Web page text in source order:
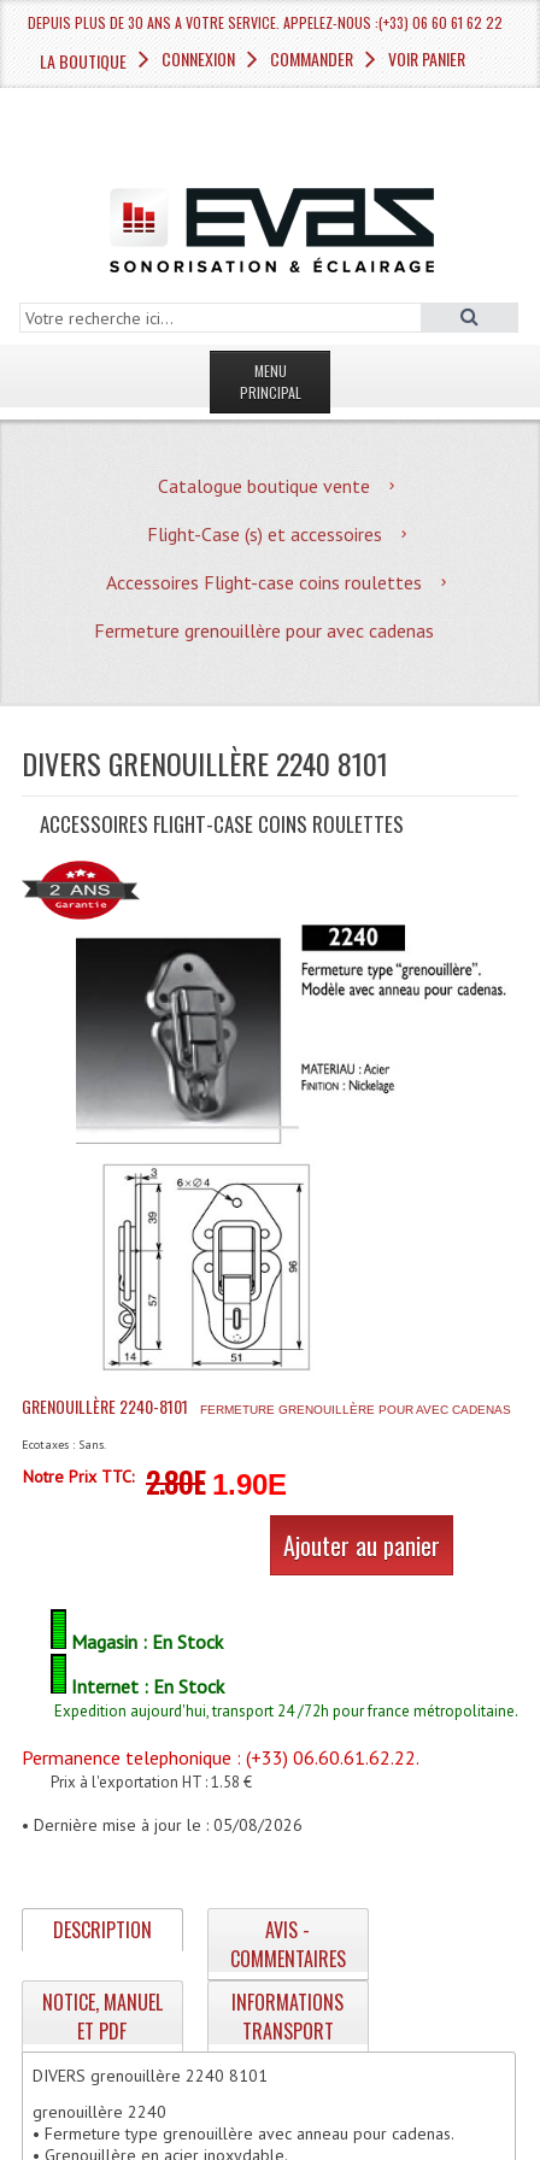
DEPUIS PLUS DE 30 ANS A VOTRE SERVICE. APPELEZ-NOUS :(+33) 06 60 61 62 22
LA BOUTIQUE CONNEXION COMMANDER VOIR PANIER
MENU
PRINCIPAL
MAGASIN
Quoi De Neuf?
Promotions
Plan Acces, Horaires.
Recevoir Nos Promotions
CATÉGORIES
Sonorisation
Accessoires Pieds Cellules Diamants
Accessoires Enceintes
Accessoires Micro, Pieds De Régie
Cellule (s)
Diamants
Pieds D'enceintes
Selecteurs Audio Vidéo
Casques Stéréo
Compresseurs , Limiteurs , Noise Gate
Enceintes Et Caissons Basses
Enceintes, Système Amplifiés
Enceintes Passives Sono
Caisson De Basse Amplifié
Caissons De Basses
Enceinte Nomade Bluetooth
Enceintes (Ecoutes De Studio)
Enceintes Autonomes Portables Amplifiées
Catalogue boutique vente
Flight-Case (s) et accessoires
Accessoires Flight-case coins roulettes
Fermeture grenouillère pour avec cadenas
DIVERS GRENOUILLÈRE 2240 8101
ACCESSOIRES FLIGHT-CASE COINS ROULETTES
GRENOUILLÈRE 2240-8101 FERMETURE GRENOUILLÈRE POUR AVEC CADENAS
Ecotaxes : Sans.
Notre Prix TTC: 2.80E 1.90E
Ajouter au panier
Magasin : En Stock
Internet : En Stock
Expedition aujourd'hui, transport 24 /72h pour france métropolitaine.
Permanence telephonique : (+33) 06.60.61.62.22.
Prix à l'exportation HT : 1.58 €
• Dernière mise à jour le : 05/08/2026
DESCRIPTION
AVIS -
COMMENTAIRES
NOTICE, MANUEL
ET PDF
INFORMATIONS
TRANSPORT
DIVERS grenouillère 2240 8101
grenouillère 2240
• Fermeture type grenouillère avec anneau pour cadenas.
• Grenouillère en acier inoxydable.